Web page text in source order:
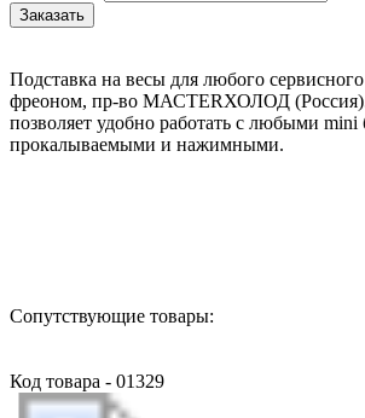
Подставка на весы для любого
фреоном, пр-во МАСТЕRХОЛОД (Россия).
позволяет удобно работать с любыми
прокалываемыми и нажимными.
Сопутствующие товары:
Код товара - 01329